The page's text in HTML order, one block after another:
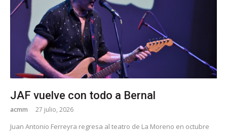
JAF vuelve con todo a Bernal
acmm 27 julio, 2026
Juan Antonio Ferreyra regresa al teatro de La Moreno en octubre